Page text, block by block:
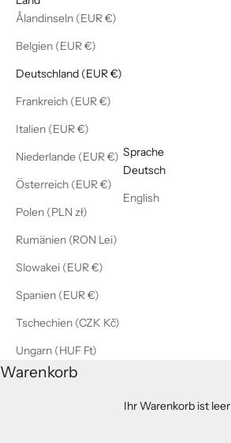
Ålandinseln (EUR €)
Belgien (EUR €)
Deutschland (EUR €)
Frankreich (EUR €)
Italien (EUR €)
Niederlande (EUR €)
Österreich (EUR €)
Polen (PLN zł)
Rumänien (RON Lei)
Slowakei (EUR €)
Spanien (EUR €)
Tschechien (CZK Kč)
Ungarn (HUF Ft)
Sprache
Deutsch
English
Warenkorb
Ihr Warenkorb ist leer